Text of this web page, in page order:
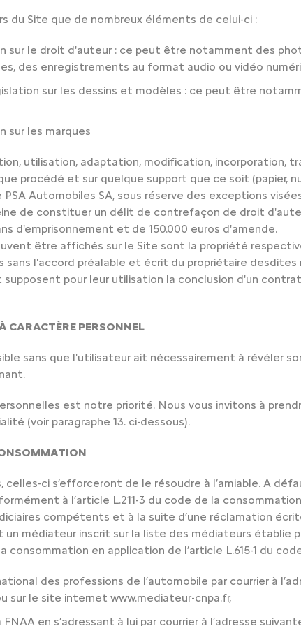
du Site que de nombreux éléments de celui-ci :
sur le droit d'auteur : ce peut être notamment des
des enregistrements au format audio ou vidéo
sur les dessins et modèles : ce peut être
sur les marques
utilisation, adaptation, modification, incorporation,
procédé et sur quelque support que ce soit (papier,
Automobiles SA, sous réserve des exceptions
de constituer un délit de contrefaçon de droit
d'emprisonnement et de 150.000 euros d'amende.
être affichés sur le Site sont la propriété
l'accord préalable et écrit du propriétaire desdites
pour leur utilisation la conclusion d'un
CARACTÈRE PERSONNEL
sans que l'utilisateur ait nécessairement à révéler
est notre priorité. Nous vous invitons à
(voir paragraphe 13. ci-dessous).
ci s’efforceront de le résoudre à l’amiable. A
à l’article L.211-3 du code de la consommation
compétents et à la suite d’une réclamation
médiateur inscrit sur la liste des médiateurs établie
en application de l’article L.615-1 du
des professions de l’automobile par courrier à
sur le site internet www.mediateur-cnpa.fr,
en s’adressant à lui par courrier à l’adresse